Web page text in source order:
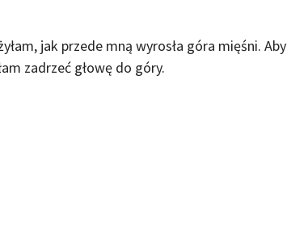
jak przede mną wyrosła góra mięśni. Aby
zadrzeć głowę do góry.